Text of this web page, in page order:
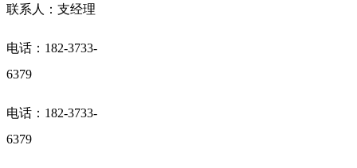
联系人：支经理
电话：182-3733-
6379
电话：182-3733-
6379